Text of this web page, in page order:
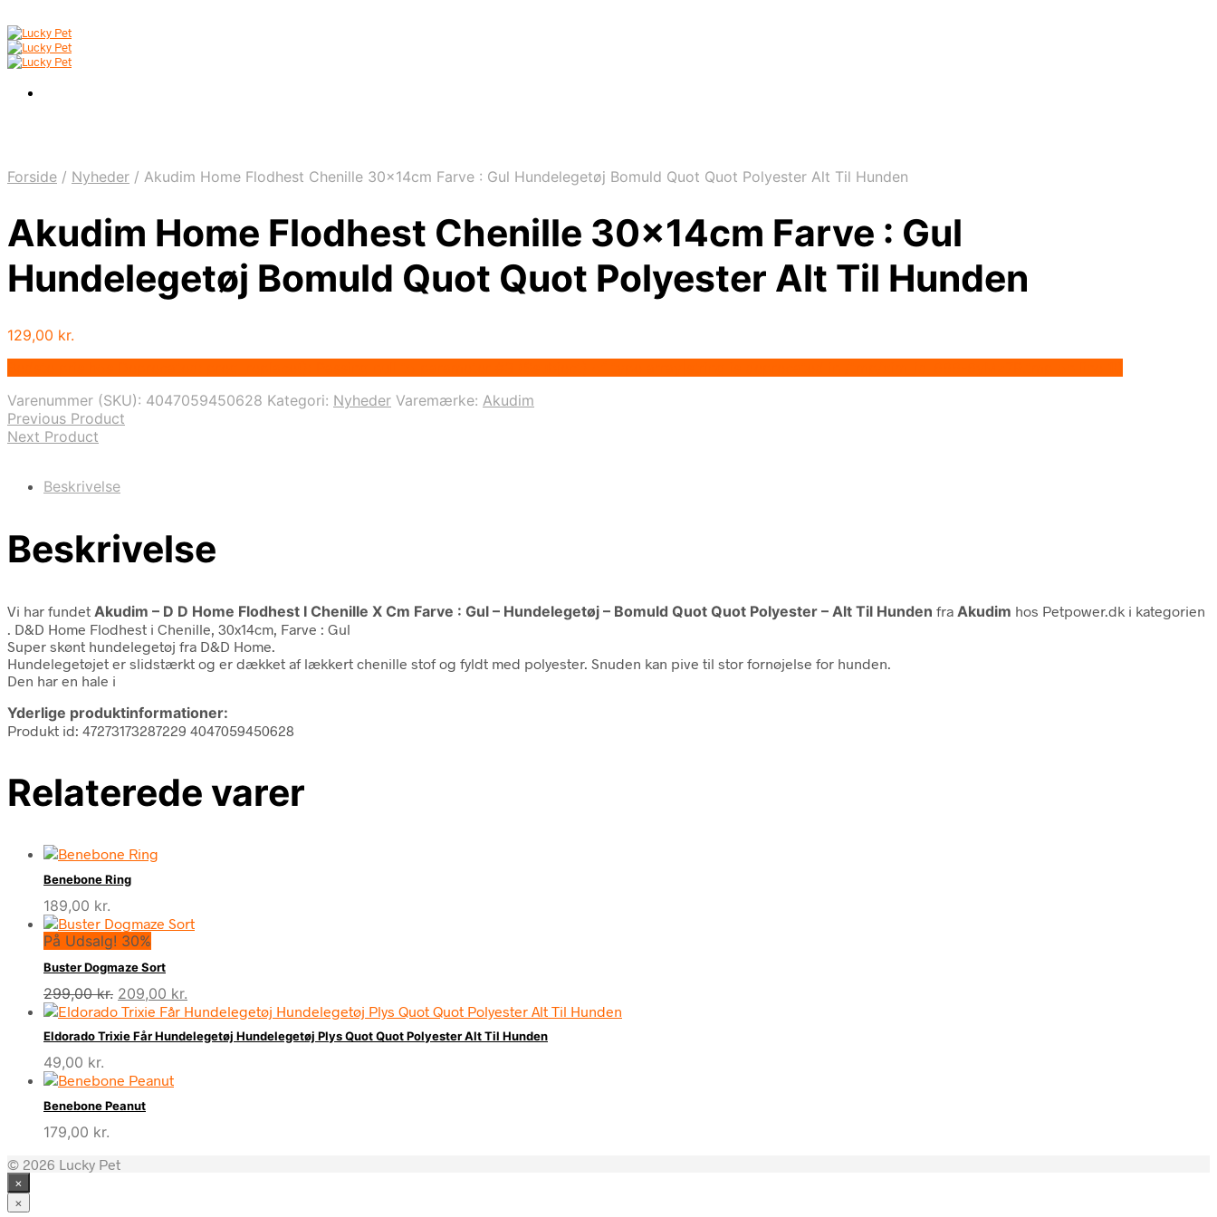
Forside / Nyheder / Akudim Home Flodhest Chenille 30x14cm Farve : Gul Hundelegetøj Bomuld Quot Quot Polyester Alt Til Hunden
Akudim Home Flodhest Chenille 30x14cm Farve : Gul
Hundelegetøj Bomuld Quot Quot Polyester Alt Til Hunden
129,00 kr.
Varenummer (SKU): 4047059450628 Kategori: Nyheder Varemærke: Akudim
Previous Product
Next Product
Beskrivelse
Beskrivelse
Vi har fundet Akudim – D D Home Flodhest I Chenille X Cm Farve : Gul – Hundelegetøj – Bomuld Quot Quot Polyester – Alt Til Hunden fra Akudim hos Petpower.dk i kategorien
. D&D Home Flodhest i Chenille, 30x14cm, Farve : Gul
Super skønt hundelegetøj fra D&D Home.
Hundelegetøjet er slidstærkt og er dækket af lækkert chenille stof og fyldt med polyester. Snuden kan pive til stor fornøjelse for hunden.
Den har en hale i
Yderlige produktinformationer:
Produkt id: 47273173287229 4047059450628
Relaterede varer
Benebone Ring
189,00 kr.
På Udsalg! 30%
Buster Dogmaze Sort
299,00kr. Den
oprindelige
pris
var:
209,00 kr.
aktuelle
pris
er:
Eldorado Trixie Får Hundelegetøj Hundelegetøj Plys Quot Quot Polyester Alt Til Hunden
49,00 kr.
Benebone Peanut
179,00 kr.
© 2026 Lucky Pet
×
×